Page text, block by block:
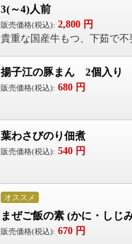
3(～4)人前
販売価格(税込): 2,800 円
貴重な国産牛もつ、下茹で不
揚子江の豚まん 2個入り
販売価格(税込): 680 円
葉わさびのり佃煮
販売価格(税込): 540 円
オススメ
まぜご飯の素 (かに・しじ
販売価格(税込): 670 円